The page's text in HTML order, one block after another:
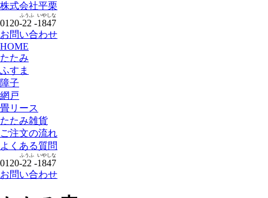
株式会社平栗
0120-22
ふうふ
-1847
いやしな
お問い合わせ
HOME
たたみ
ふすま
障子
網戸
畳リース
たたみ雑貨
ご注文の流れ
よくある質問
0120-22
ふうふ
-1847
いやしな
お問い合わせ